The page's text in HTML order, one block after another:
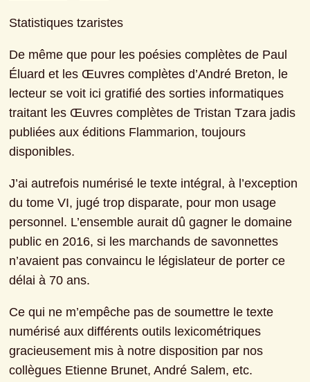
Statistiques tzaristes
De même que pour les poésies complètes de Paul
Éluard et les Œuvres complètes d’André Breton, le
lecteur se voit ici gratifié des sorties informatiques
traitant les Œuvres complètes de Tristan Tzara jadis
publiées aux éditions Flammarion, toujours
disponibles.
J’ai autrefois numérisé le texte intégral, à l’exception
du tome VI, jugé trop disparate, pour mon usage
personnel. L’ensemble aurait dû gagner le domaine
public en 2016, si les marchands de savonnettes
n’avaient pas convaincu le législateur de porter ce
délai à 70 ans.
Ce qui ne m’empêche pas de soumettre le texte
numérisé aux différents outils lexicométriques
gracieusement mis à notre disposition par nos
collègues Etienne Brunet, André Salem, etc.